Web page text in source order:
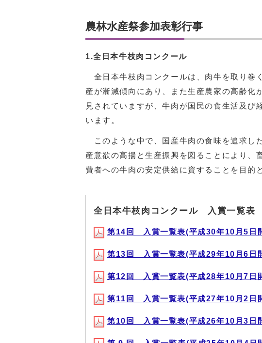
農林水産祭参加表彰行事
1.全日本牛枝肉コンクール
全日本牛枝肉コンクールは、肉牛を取り巻
産が漸減傾向にあり、また生産農家の高齢化
見されていますが、牛肉が国民の食生活及び
います。
このような中で、国産牛肉の食味を追求し
産意欲の高揚と生産振興を図ることにより、
費者への牛肉の安定供給に資することを目的
全日本牛枝肉コンクール 入賞一覧表
第14回 入賞一覧表(平成30年10月5日
第13回 入賞一覧表(平成29年10月6日
第12回 入賞一覧表(平成28年10月7日
第11回 入賞一覧表(平成27年10月2日
第10回 入賞一覧表(平成26年10月3